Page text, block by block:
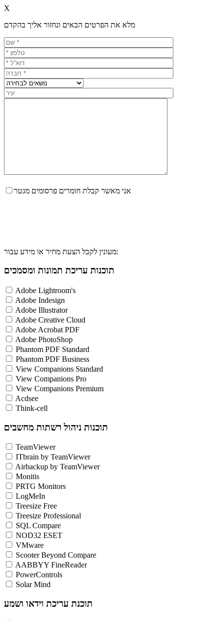
X
מלא את הפרטים הבאים ונחזור אליך בהקדם
אני מאשר קבלת חומרים פרסומים מגטר
מעונין לקבל הצעת מחיר או מידע עבור:
תוכנות עריכת תמונות ומסמכים
Adobe Lightroom's
Adobe Indesign
Adobe Illustrator
Adobe Creative Cloud
Adobe Acrobat PDF
Adobe PhotoShop
Phantom PDF Standard
Phantom PDF Business
View Companions Standard
View Companions Pro
View Companions Premium
Acdsee
Think-cell
תוכנות ניהול רשתות מחשבים
TeamViewer
ITbrain by TeamViewer
Airbackup by TeamViewer
Monitis
PRTG Monitors
LogMeIn
Treesize Free
Treesize Professional
SQL Compare
NOD32 ESET
VMware
Scooter Beyond Compare
AABBYY FineReader
PowerControls
Solar Mind
תוכנת עריכת וידאו ושמע